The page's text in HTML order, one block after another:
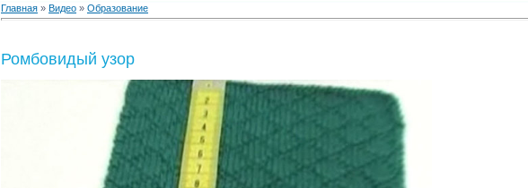
Главная » Видео » Образование
Ромбовидый узор